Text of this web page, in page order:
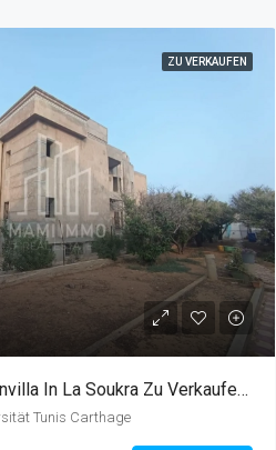
ZU VERKAUFEN
Luxuriöse Familienvilla In La Soukra Zu Verkaufen - Im Bau
Tunis Carthage